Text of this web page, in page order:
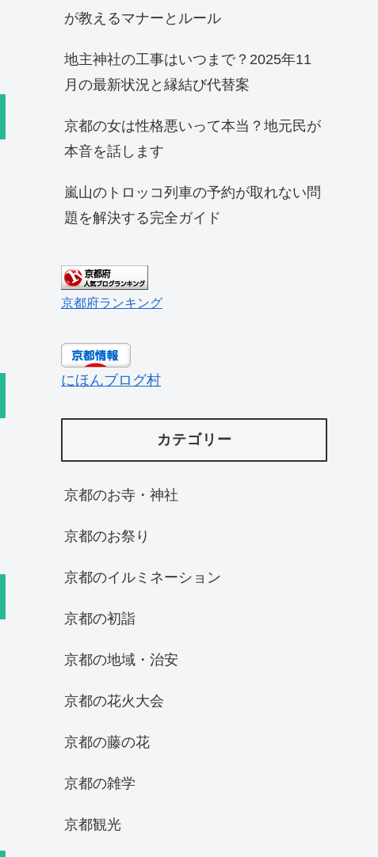
が教えるマナーとルール
地主神社の工事はいつまで？2025年11
月の最新状況と縁結び代替案
京都の女は性格悪いって本当？地元民が
本音を話します
嵐山のトロッコ列車の予約が取れない問
題を解決する完全ガイド
京都府ランキング
にほんブログ村
カテゴリー
京都のお寺・神社
京都のお祭り
京都のイルミネーション
京都の初詣
京都の地域・治安
京都の花火大会
京都の藤の花
京都の雑学
京都観光